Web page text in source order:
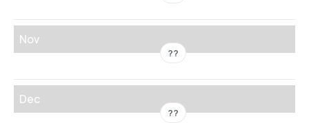
Nov
??
Dec
??